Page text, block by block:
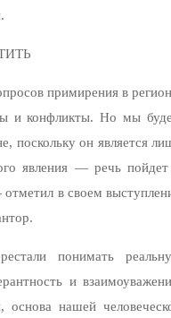
примирения в
и конфликты. Но мы
поскольку он является
явления — речь
в своем
понимать
и
нашей